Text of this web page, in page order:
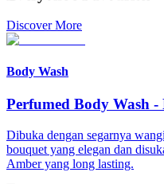
Discover More
Body Wash
Perfumed Body Wash -
Dibuka dengan segarnya
bouquet yang elegan dan
Amber yang long lasting.